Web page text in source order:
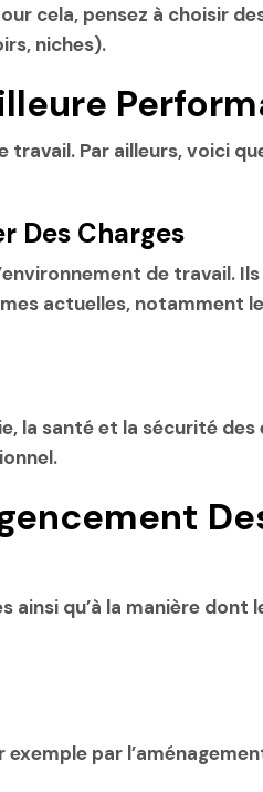
cela, pensez à choisir
niches).
travail. Par ailleurs, voici
Des Charges
de travail.
actuelles, notamment
la santé et la sécurité des
qu’à la manière dont
par